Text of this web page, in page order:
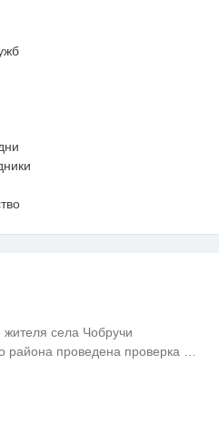
села Чобручи
района проведена проверка